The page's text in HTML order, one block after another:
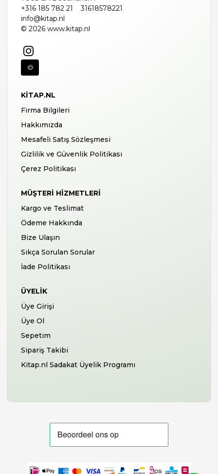
+316 185 782 21
31618578221
info@kitap.nl
© 2026 www.kitap.nl
KITAP.NL
Firma Bilgileri
Hakkımızda
Mesafeli Satış Sözleşmesi
Gizlilik ve Güvenlik Politikası
Çerez Politikası
MÜŞTERI HIZMETLERI
Kargo ve Teslimat
Ödeme Hakkında
Bize Ulaşın
Sıkça Sorulan Sorular
İade Politikası
ÜYELIK
Üye Girişi
Üye Ol
Sepetim
Sipariş Takibi
Kitap.nl Sadakat Üyelik Programı